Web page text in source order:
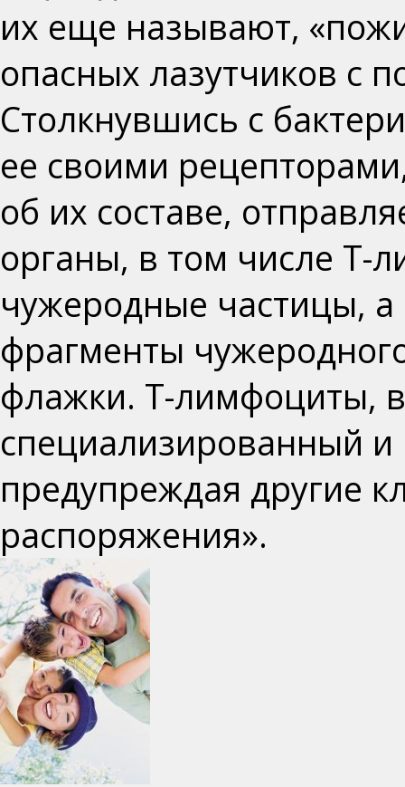
их еще называют,
опасных лазутчиков с
Столкнувшись с
ее своими
об их составе,
органы, в том числе Т-
чужеродные частицы,
фрагменты
флажки. Т-лимфоциты,
специализированный
предупреждая другие
распоряжения».